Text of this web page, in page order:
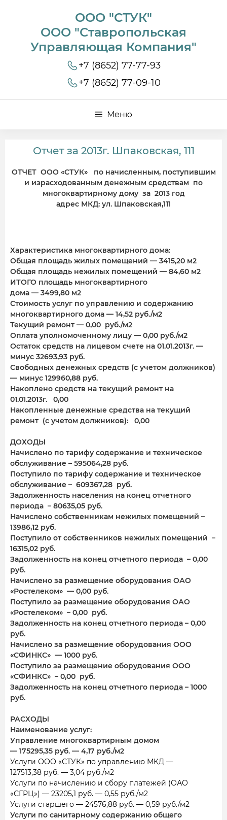
ООО "СТУК"
ООО "Ставропольская
Управляющая Компания"
+7 (8652) 77-77-93
+7 (8652) 77-09-10
Меню
Отчет за 2013г. Шпаковская, 111
ОТЧЕТ ООО «СТУК» по начисленным, поступившим
и израсходованным денежным средствам по
многоквартирному дому за 2013 год
адрес МКД: ул. Шпаковская,111
Характеристика многоквартирного дома:
Общая площадь жилых помещений — 3415,20 м2
Общая площадь нежилых помещений — 84,60 м2
ИТОГО площадь многоквартирного
дома — 3499,80 м2
Стоимость услуг по управлению и содержанию
многоквартирного дома — 14,52 руб./м2
Текущий ремонт — 0,00 руб./м2
Оплата уполномоченному лицу — 0,00 руб./м2
Остаток средств на лицевом счете на 01.01.2013г. —
минус 32693,93 руб.
Свободных денежных средств (с учетом должников)
— минус 129960,88 руб.
Накоплено средств на текущий ремонт на
01.01.2013г. 0,00
Накопленные денежные средства на текущий
ремонт (с учетом должников): 0,00
ДОХОДЫ
Начислено по тарифу содержание и техническое
обслуживание – 595064,28 руб.
Поступило по тарифу содержание и техническое
обслуживание – 609367,28 руб.
Задолженность населения на конец отчетного
периода – 80635,05 руб.
Начислено собственникам нежилых помещений –
13986,12 руб.
Поступило от собственников нежилых помещений –
16315,02 руб.
Задолженность на конец отчетного периода – 0,00
руб.
Начислено за размещение оборудования ОАО
«Ростелеком» — 0,00 руб.
Поступило за размещение оборудования ОАО
«Ростелеком» – 0,00 руб.
Задолженность на конец отчетного периода – 0,00
руб.
Начислено за размещение оборудования ООО
«СФИНКС» — 1000 руб.
Поступило за размещение оборудования ООО
«СФИНКС» – 0,00 руб.
Задолженность на конец отчетного периода – 1000
руб.
РАСХОДЫ
Наименование услуг:
Управление многоквартирным домом
— 175295,35 руб. — 4,17 руб./м2
Услуги ООО «СТУК» по управлению МКД —
127513,38 руб. — 3,04 руб./м2
Услуги по начислению и сбору платежей (ОАО
«СГРЦ») — 23205,1 руб. — 0,55 руб./м2
Услуги старшего — 24576,88 руб. — 0,59 руб./м2
Услуги по санитарному содержанию общего